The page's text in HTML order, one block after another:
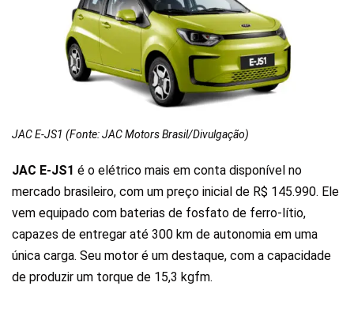
JAC E-JS1 (Fonte: JAC Motors Brasil/Divulgação)
JAC E-JS1 é o elétrico mais em conta disponível no
mercado brasileiro, com um preço inicial de R$ 145.990. Ele
vem equipado com baterias de fosfato de ferro-lítio,
capazes de entregar até 300 km de autonomia em uma
única carga. Seu motor é um destaque, com a capacidade
de produzir um torque de 15,3 kgfm.